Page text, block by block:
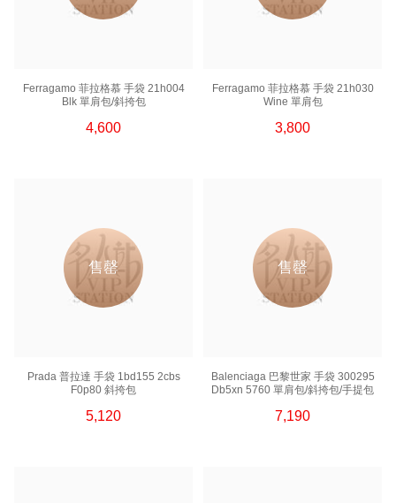
Ferragamo 菲拉格慕 手袋 21h004
Blk 單肩包/斜挎包
4,600
Ferragamo 菲拉格慕 手袋 21h030
Wine 單肩包
3,800
售罄
Prada 普拉達 手袋 1bd155 2cbs
F0p80 斜挎包
5,120
售罄
Balenciaga 巴黎世家 手袋 300295
Db5xn 5760 單肩包/斜挎包/手提包
7,190